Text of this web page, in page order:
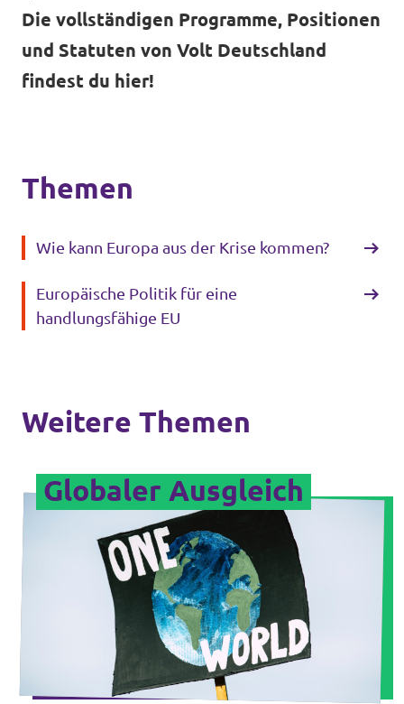
Die vollständigen Programme, Positionen
und Statuten von Volt Deutschland
findest du hier!
Themen
Wie kann Europa aus der Krise kommen?
Europäische Politik für eine
handlungsfähige EU
Weitere Themen
Globaler Ausgleich